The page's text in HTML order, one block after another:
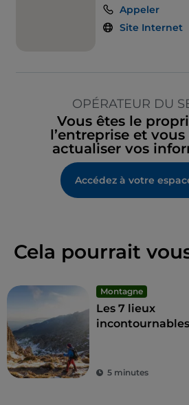
Appeler
Site Internet
OPÉRATEUR DU
Vous êtes le
l’entreprise et
actualiser vos
Accédez à votre
Cela pourrait
Montagne
Les 7 lieux
5 minutes